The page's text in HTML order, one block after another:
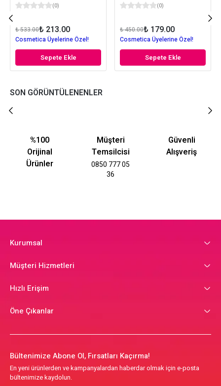
(0)
₺ 533.00₺ 213.00
Cosmetica Üyelerine Özel!
Sepete Ekle
(0)
₺ 450.00₺ 179.00
Cosmetica Üyelerine Özel!
Sepete Ekle
SON GÖRÜNTÜLENENLER
%100
Orijinal
Ürünler
Müşteri
Temsilcisi
0850 777 05
36
Güvenli
Alışveriş
Kurumsal
Müşteri Hizmetleri
Hızlı Erişim
Öne Çıkanlar
Bültenimize Abone Ol, Fırsatları Kaçırma!
En yeni ürünlerden ve kampanyalardan haberdar olmak için e-posta
bültenimize kaydolun.